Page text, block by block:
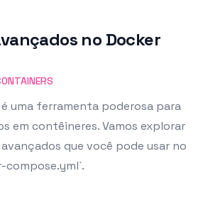
no Docker
é uma ferramenta poderosa para
em contêineres. Vamos explorar
que você pode usar no
compose.yml`.